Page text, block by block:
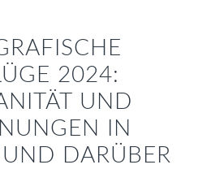
2024:
UND
IN
DARÜBER